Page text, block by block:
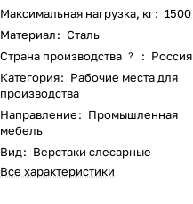
Максимальная нагрузка, кг: 1500
Материал: Сталь
Страна производства ? : Россия
Категория: Рабочие места для
производства
Направление: Промышленная
мебель
Вид: Верстаки слесарные
Все характеристики